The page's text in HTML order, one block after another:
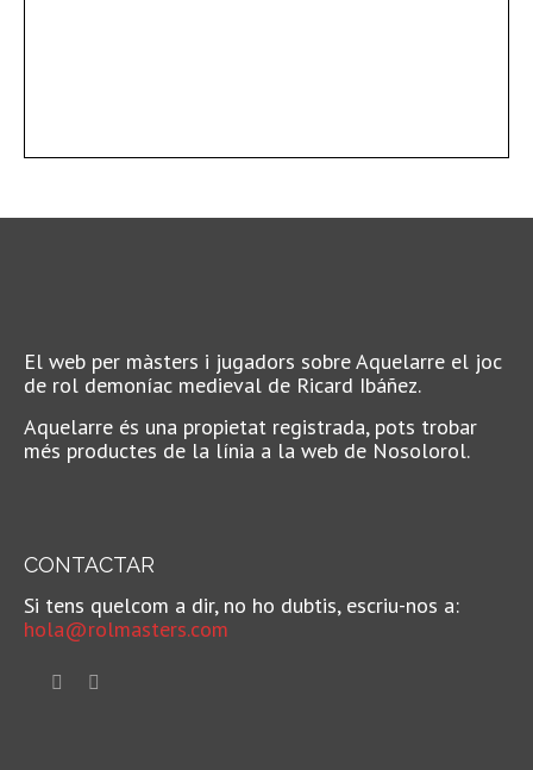
El web per màsters i jugadors sobre Aquelarre el joc
de rol demoníac medieval de Ricard Ibáñez.
Aquelarre és una propietat registrada, pots trobar
més productes de la línia a la web de Nosolorol.
CONTACTAR
Si tens quelcom a dir, no ho dubtis, escriu-nos a:
hola@rolmasters.com